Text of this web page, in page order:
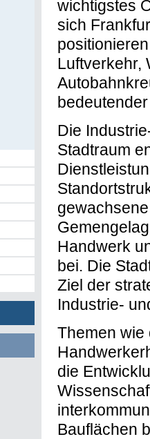
wichtigstes
sich
Luftverkehr,
Die
Stadtraum
Handwerk
bei. Die
Ziel der
Industrie-
Themen
die
Bauflächen